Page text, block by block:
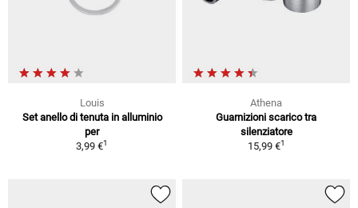
Louis
Set anello di tenuta in alluminio
per
3,99 €1
Athena
Guarnizioni scarico tra
silenziatore
15,99 €1